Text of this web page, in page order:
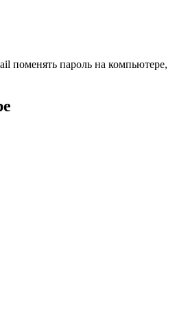
поменять пароль на компьютере,